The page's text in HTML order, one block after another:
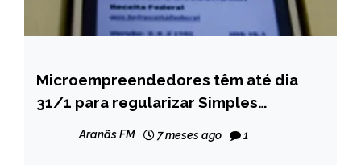
BRASIL
NOTÍCIAS
Microempreendedores têm até dia
31/1 para regularizar Simples
Aranãs FM 7 meses ago 1